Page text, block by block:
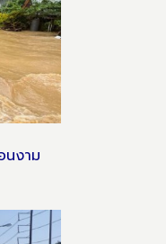
นงาม